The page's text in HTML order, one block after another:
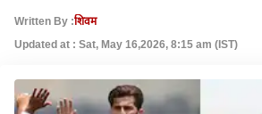
Written By :शिवम
Updated at : Sat, May 16,2026, 8:15 am (IST)